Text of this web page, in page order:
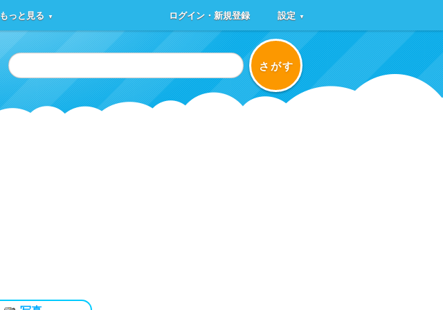
もっと見る ▼ ログイン・新規登録 設定 ▼
さがす